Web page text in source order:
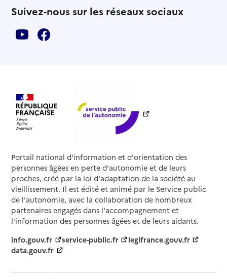
Suivez-nous sur les réseaux sociaux
Portail national d'information et d'orientation des
personnes âgées en perte d'autonomie et de leurs
proches, créé par la loi d'adaptation de la société au
vieillissement. Il est édité et animé par le Service public
de l'autonomie, avec la collaboration de nombreux
partenaires engagés dans l'accompagnement et
l'information des personnes âgées et de leurs aidants.
info.gouv.fr
service-public.fr
legifrance.gouv.fr
data.gouv.fr